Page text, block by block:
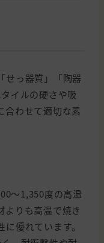
せっ器質」「陶器
イルの硬さや吸
合わせて適切な素
〜1,350度の高温
よりも高温で焼き
優れています。